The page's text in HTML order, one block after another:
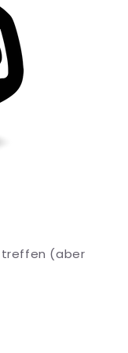
treffen (aber